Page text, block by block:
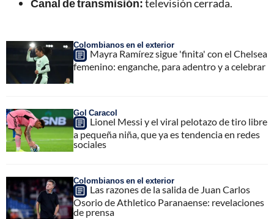
Canal de transmisión:televisión cerrada.
Colombianos en el exterior
Mayra Ramírez sigue 'finita' con el Chelsea
femenino: enganche, para adentro y a celebrar
Gol Caracol
Lionel Messi y el viral pelotazo de tiro libre
a pequeña niña, que ya es tendencia en redes
sociales
Colombianos en el exterior
Las razones de la salida de Juan Carlos
Osorio de Athletico Paranaense: revelaciones
de prensa